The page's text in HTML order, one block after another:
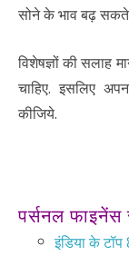
सोने के भाव बढ़
विशेषज्ञों की सलाह
चाहिए. इसलिए
कीजिये.
पर्सनल
इंडिया के टॉप